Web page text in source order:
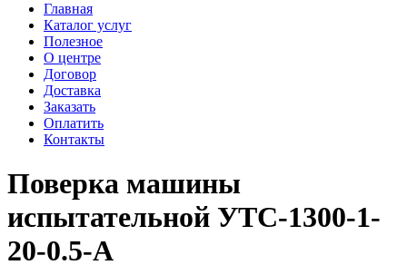
Главная
Каталог услуг
Полезное
О центре
Договор
Доставка
Заказать
Оплатить
Контакты
Поверка машины
испытательной УТС-1300-1-
20-0.5-А